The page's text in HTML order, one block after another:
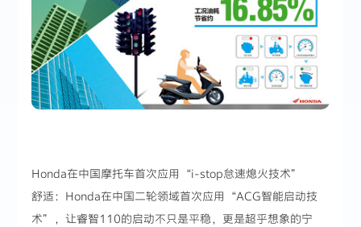
Honda在中国摩托车首次应用“i-stop怠速熄火技术”
舒适：Honda在中国二轮领域首次应用“ACG智能启动技
术”，让睿智110的启动不只是平稳，更是超乎想象的宁